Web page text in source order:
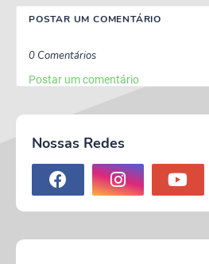
POSTAR UM COMENTÁRIO
0 Comentários
Postar um comentário
Nossas Redes